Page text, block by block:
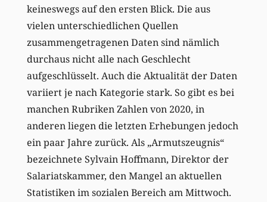
keineswegs auf den ersten Blick. Die aus
vielen unterschiedlichen Quellen
zusammengetragenen Daten sind nämlich
durchaus nicht alle nach Geschlecht
aufgeschlüsselt. Auch die Aktualität der Daten
variiert je nach Kategorie stark. So gibt es bei
manchen Rubriken Zahlen von 2020, in
anderen liegen die letzten Erhebungen jedoch
ein paar Jahre zurück. Als „Armutszeugnis“
bezeichnete Sylvain Hoffmann, Direktor der
Salariatskammer, den Mangel an aktuellen
Statistiken im sozialen Bereich am Mittwoch.